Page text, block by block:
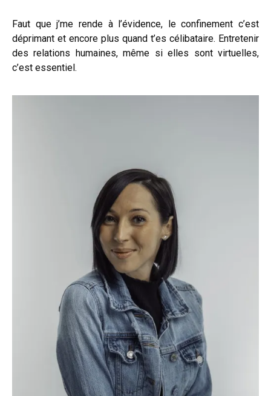
Faut que j’me rende à l’évidence, le confinement c’est
déprimant et encore plus quand t’es célibataire. Entretenir
des relations humaines, même si elles sont virtuelles,
c’est essentiel.